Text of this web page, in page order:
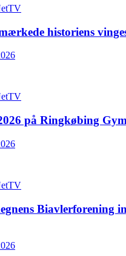
historiens
på Ringkøbing
Biavlerforening